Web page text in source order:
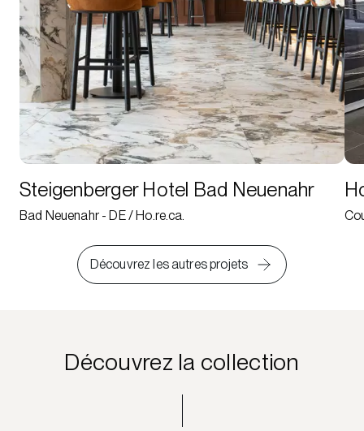
Steigenberger Hotel Bad Neuenahr
Bad Neuenahr - DE / Ho.re.ca.
Découvrez les autres projets
Découvrez la collection